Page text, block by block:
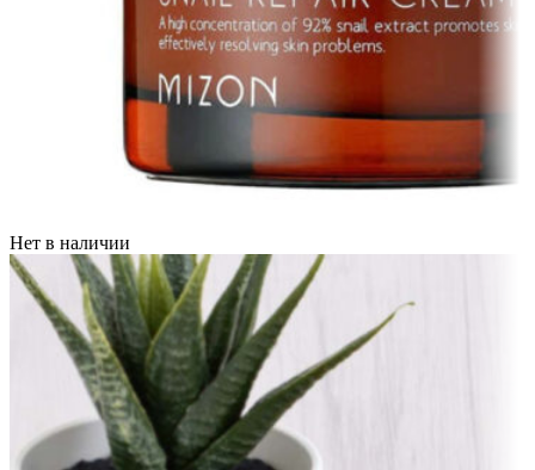
Нет в наличии